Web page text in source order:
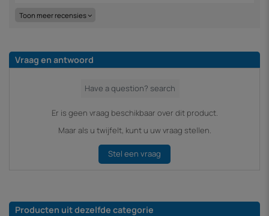
Toon meer recensies
Vraag en antwoord
Er is geen vraag beschikbaar over dit product.
Maar als u twijfelt, kunt u uw vraag stellen.
Stel een vraag
Producten uit dezelfde categorie